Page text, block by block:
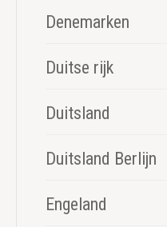
Denemarken
Duitse rijk
Duitsland
Duitsland Berlijn
Engeland